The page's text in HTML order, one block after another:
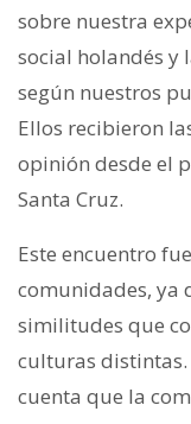
sobre nuestra
social holandés y
según nuestros
Ellos recibieron
opinión desde el
Santa Cruz.
Este encuentro
comunidades, ya
similitudes que
culturas distintas.
cuenta que la